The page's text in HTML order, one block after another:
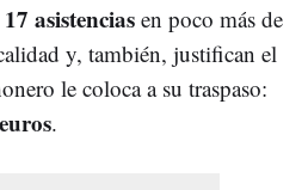
asistencias en poco más de
y, también, justifican el
le coloca a su traspaso:
.